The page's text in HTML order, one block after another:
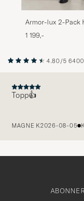
Armor-lux 2-Pack
T-Shirt Rich Navy
1 199,-
4.80/5 6400
Topp👍
MAGNE K2026-08-05